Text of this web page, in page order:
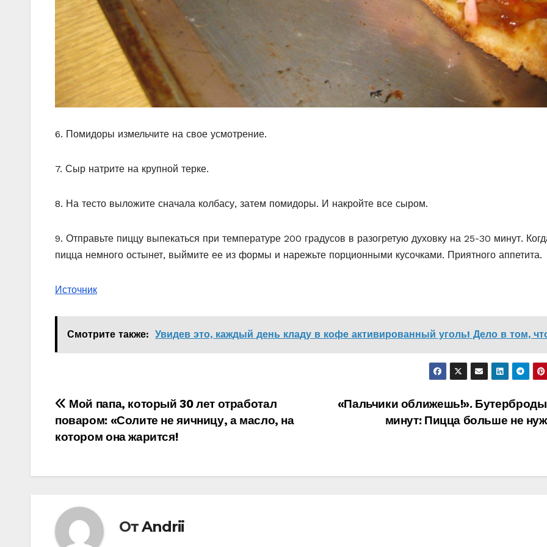
6. Помидоры измельчите на свое усмотрение.
7. Сыр натрите на крупной терке.
8. На тесто выложите сначала колбасу, затем помидоры. И накройте все сыром.
9. Отправьте пиццу выпекаться при температуре 200 градусов в разогретую духовку на 25-30 минут.
пицца немного остынет, выймите ее из формы и нарежьте порционными кусочками. Приятного аппетита.
Источник
Смотрите также: Увидев это, каждый день кладу в кофе активированный уголь! Дело в том,
Навигация
по
«Пальчики оближешь!». Бутерброды
минут: Пицца больше не
Мой папа, который 30 лет отработал
поваром: «Солите не яичницу, а масло, на
котором она жарится!
ОтAndrii